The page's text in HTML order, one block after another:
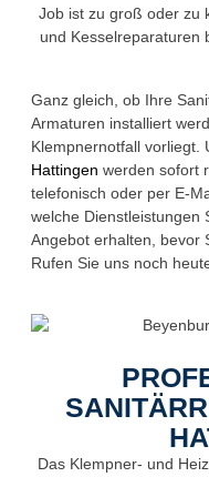
Job ist zu groß oder zu
und Kesselreparaturen
Ganz gleich, ob Ihre
Armaturen installiert
Klempnernotfall vorliegt.
Hattingen werden sofort
telefonisch oder per E-
welche Dienstleistungen
Angebot erhalten, bevor
Rufen Sie uns noch
Das Klempner- und